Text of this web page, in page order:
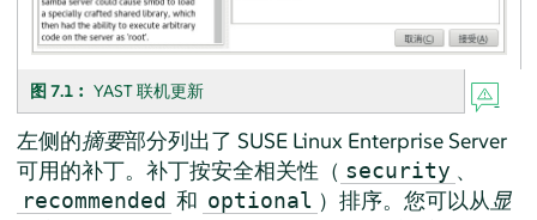
图 7.1︰ YAST 联机更新
左侧的摘要部分列出了 SUSE Linux Enterprise Server
可用的补丁。补丁按安全相关性（ security 、
recommended 和 optional ）排序。您可以从显